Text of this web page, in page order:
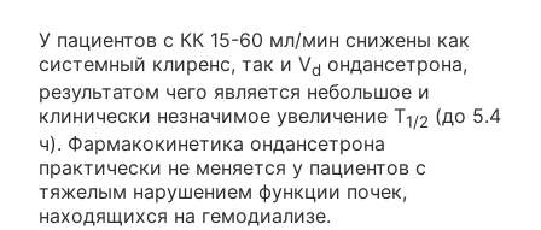
У пациентов с КК 15-60 мл/мин снижены как
системный клиренс, так и Vd ондансетрона,
результатом чего является небольшое и
клинически незначимое увеличение T1/2 (до 5.4
ч). Фармакокинетика ондансетрона
практически не меняется у пациентов с
тяжелым нарушением функции почек,
находящихся на гемодиализе.